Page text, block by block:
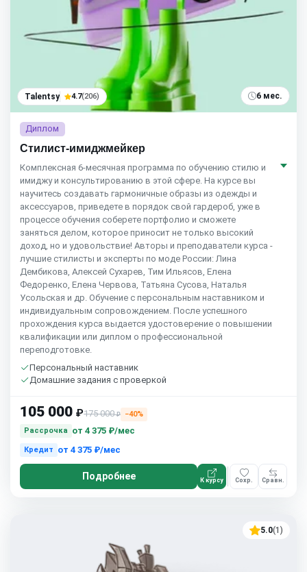
Talentsy 4.7(206) 6 мес.
Диплом
Стилист-имиджмейкер
Комплексная 6-месячная программа по обучению стилю и
имиджу и консультированию в этой сфере. На курсе вы
научитесь создавать гармоничные образы из одежды и
аксессуаров, приведете в порядок свой гардероб, уже в
процессе обучения соберете портфолио и сможете
заняться делом, которое приносит не только высокий
доход, но и удовольствие! Авторы и преподаватели курса -
лучшие стилисты и эксперты по моде России: Лина
Дембикова, Алексей Сухарев, Тим Ильясов, Елена
Федоренко, Елена Червова, Татьяна Сусова, Наталья
Усольская и др. Обучение с персональным наставником и
индивидуальным сопровождением. После успешного
прохождения курса выдается удостоверение о повышении
квалификации или диплом о профессиональной
переподготовке.
Персональный наставник
Домашние задания с проверкой
105 000 ₽175 000₽
−40%
Рассрочка
от 4 375 ₽/мес
Кредит от 4 375 ₽/мес
Подробнее К курсу Сохр. Сравн.
5.0(1)